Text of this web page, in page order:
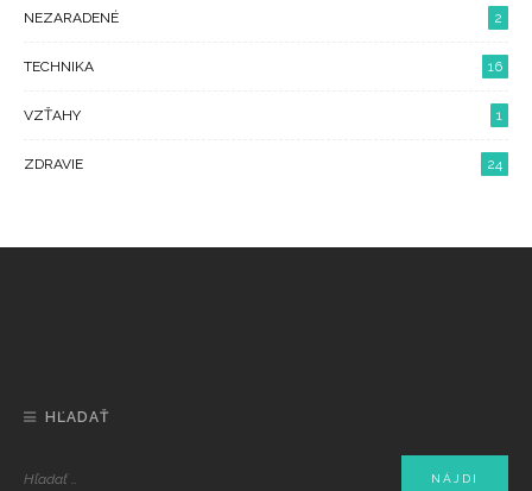
NEZARADENÉ 2
TECHNIKA 16
VZŤAHY 1
ZDRAVIE 24
HĽADAŤ